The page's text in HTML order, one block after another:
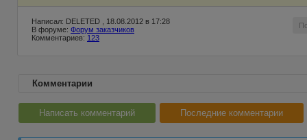
Написал: DELETED , 18.08.2012 в 17:28
В форуме: Форум заказчиков
Комментариев: 123
Комментарии
Написать комментарий Последние комментарии